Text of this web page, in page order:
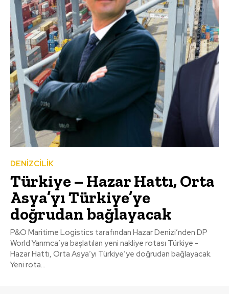
DENİZCİLİK
Türkiye – Hazar Hattı, Orta
Asya’yı Türkiye’ye
doğrudan bağlayacak
P&O Maritime Logistics tarafından Hazar Denizi’nden DP
World Yarımca’ya başlatılan yeni nakliye rotası Türkiye -
Hazar Hattı, Orta Asya’yı Türkiye’ye doğrudan bağlayacak.
Yeni rota...